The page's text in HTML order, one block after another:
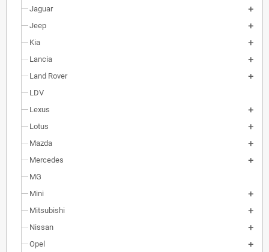
Jaguar
Jeep
Kia
Lancia
Land Rover
LDV
Lexus
Lotus
Mazda
Mercedes
MG
Mini
Mitsubishi
Nissan
Opel